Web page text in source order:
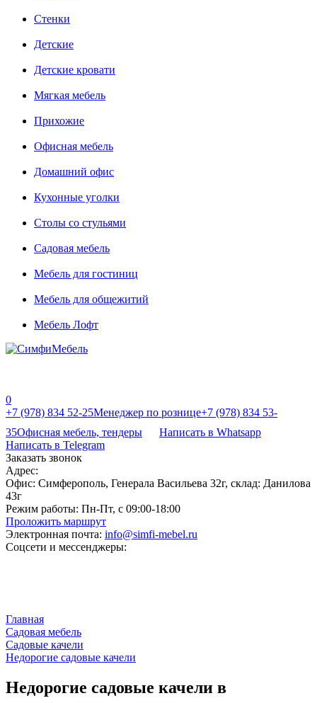
Стенки
Детские
Детские кровати
Мягкая мебель
Прихожие
Офисная мебель
Домашний офис
Кухонные уголки
Столы со стульями
Садовая мебель
Мебель для гостиниц
Мебель для общежитий
Мебель Лофт
0
+7 (978) 834 52-25Менеджер по рознице+7 (978) 834 53-
35Офисная мебель, тендеры
Написать в Whatsapp
Написать в Telegram
Заказать звонок
Адрес:
Офис: Симферополь, Генерала Васильева 32г, склад: Данилова
43г
Режим работы: Пн-Пт, с 09:00-18:00
Проложить маршрут
Электронная почта: info@simfi-mebel.ru
Соцсети и мессенджеры:
Главная
Садовая мебель
Садовые качели
Недорогие садовые качели
Недорогие садовые качели в